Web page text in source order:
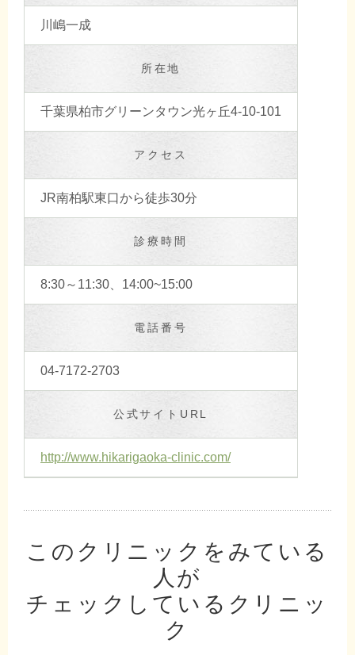
川嶋一成
所在地
千葉県柏市グリーンタウン光ヶ丘4-10-101
アクセス
JR南柏駅東口から徒歩30分
診療時間
8:30～11:30、14:00~15:00
電話番号
04-7172-2703
公式サイトURL
http://www.hikarigaoka-clinic.com/
このクリニックをみている
人が
チェックしているクリニッ
ク